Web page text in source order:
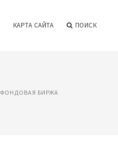
КАРТА САЙТА ПОИСК
ФОНДОВАЯ БИРЖА